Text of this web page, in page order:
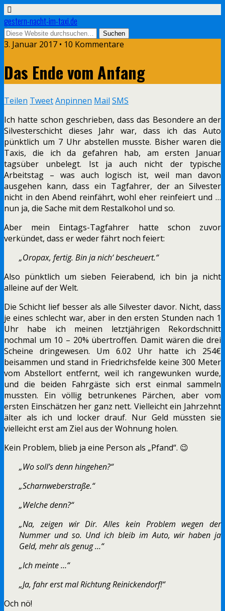
gestern-nacht-im-taxi.de
3. Januar 2017 • 10 Kommentare
Das Ende vom Anfang
Teilen TweetAnpinnen Mail SMS
Ich hatte schon geschrieben, dass das Besondere an der
Silvesterschicht dieses Jahr war, dass ich das Auto
pünktlich um 7 Uhr abstellen musste. Bisher waren die
Taxis, die ich da gefahren hab, am ersten Januar
tagsüber unbelegt. Ist ja auch nicht der typische
Arbeitstag – was auch logisch ist, weil man davon
ausgehen kann, dass ein Tagfahrer, der an Silvester
nicht in den Abend reinfährt, wohl eher reinfeiert und …
nun ja, die Sache mit dem Restalkohol und so.
Aber mein Eintags-Tagfahrer hatte schon zuvor
verkündet, dass er weder fährt noch feiert:
„Oropax, fertig. Bin ja nich‘ bescheuert.“
Also pünktlich um sieben Feierabend, ich bin ja nicht
alleine auf der Welt.
Die Schicht lief besser als alle Silvester davor. Nicht, dass
je eines schlecht war, aber in den ersten Stunden nach 1
Uhr habe ich meinen letztjährigen Rekordschnitt
nochmal um 10 – 20% übertroffen. Damit wären die drei
Scheine dringewesen. Um 6.02 Uhr hatte ich 254€
beisammen und stand in Friedrichsfelde keine 300 Meter
vom Abstellort entfernt, weil ich rangewunken wurde,
und die beiden Fahrgäste sich erst einmal sammeln
mussten. Ein völlig betrunkenes Pärchen, aber vom
ersten Einschätzen her ganz nett. Vielleicht ein Jahrzehnt
älter als ich und locker drauf. Nur Geld müssten sie
vielleicht erst am Ziel aus der Wohnung holen.
Kein Problem, blieb ja eine Person als „Pfand“. 😉
„Wo soll’s denn hingehen?“
„Scharnweberstraße.“
„Welche denn?“
„Na, zeigen wir Dir. Alles kein Problem wegen der
Nummer und so. Und ich bleib im Auto, wir haben ja
Geld, mehr als genug …“
„Ich meinte …“
„Ja, fahr erst mal Richtung Reinickendorf!“
Och nö!